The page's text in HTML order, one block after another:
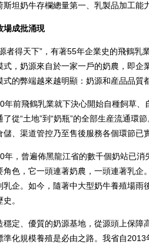
斯坦奶牛存欄總量第一、乳製品加工
場成批涌現
得天下”，有著55年企業史的飛鶴乳
式，奶源來自於一家一戶的奶農，即
式的弊端越來越明顯：奶源和産品品質
前飛鶴乳業就下決心開始自種飼草、
了從“土地”到“奶瓶”的全部生産流通環
儲、渠道管控乃至售後服務各個環節已
，曾遍佈黑龍江省的數千個奶站已消
角色，它一頭連著奶農，一頭連著乳
乳企。如今，隨著中大型奶牛養殖場
。
、優質的奶源基地，從源頭上保障
準化規模養殖是必由之路。我省自